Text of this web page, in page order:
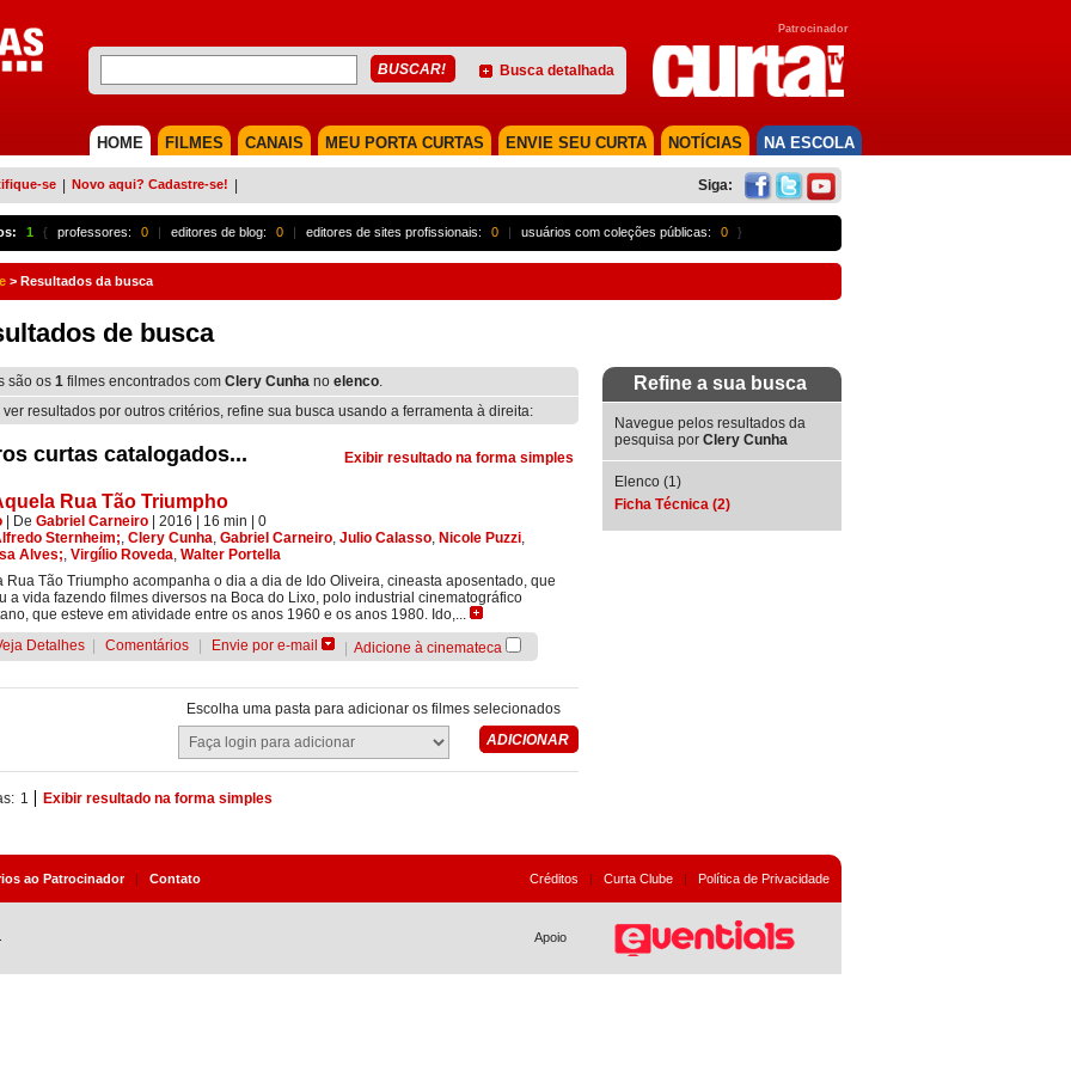
Busca detalhada
Patrocinador
NA ESCOLA
NOTÍCIAS
ENVIE SEU CURTA
MEU PORTA CURTAS
CANAIS
FILMES
HOME
Siga:
se Novo aqui? Cadastre-se!
1 { professores: 0 | editores de blog: 0 | editores de sites profissionais: 0 | usuários com coleções públicas: 0 }
> Resultados da busca
de busca
são os 1 filmes encontrados com Clery Cunha no elenco.
ver resultados por outros critérios, refine sua busca usando a ferramenta à direita:
Exibir resultado na forma simples
curtas catalogados...
Rua Tão Triumpho
De Gabriel Carneiro | 2016 | 16 min
0
Sternheim;, Clery Cunha, Gabriel Carneiro, Julio Calasso, Nicole Puzzi,
Alves;, Virgílio Roveda, Walter Portella
Rua Tão Triumpho acompanha o dia a dia de Ido Oliveira, cineasta aposentado, que
a vida fazendo filmes diversos na Boca do Lixo, polo industrial cinematográfico
que esteve em atividade entre os anos 1960 e os anos 1980. Ido,...
Detalhes
Comentários Envie por e-mail Adicione à cinemateca
Escolha uma pasta para adicionar os filmes selecionados
1 Exibir resultado na forma simples
Refine a sua busca
Navegue pelos resultados da
pesquisa por Clery Cunha
Elenco (1)
Ficha Técnica (2)
ao Patrocinador| Contato Créditos | Curta Clube | Política de Privacidade
Apoio